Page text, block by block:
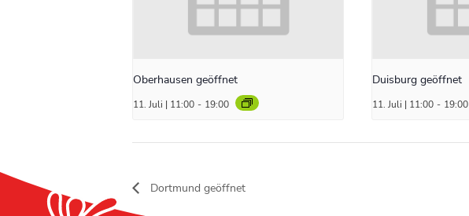
Oberhausen geöffnet
11. Juli | 11:00 - 19:00
Duisburg geöffnet
11. Juli | 11:00 - 19:00
Dortmund geöffnet